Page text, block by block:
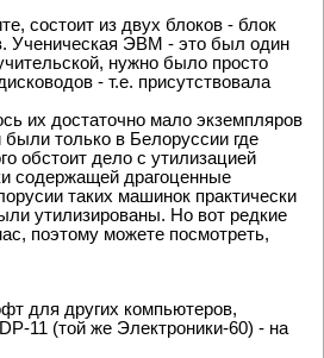
состоит из двух блоков - блок
Ученическая ЭВМ - это был один
нужно было просто
- т.е. присутствовала
их достаточно мало экземпляров
были только в Белоруссии где
обстоит дело с утилизацией
содержащей драгоценные
таких машинок практически
утилизированы. Но вот редкие
поэтому можете посмотреть,
для других компьютеров,
11 (той же Электроники-60) - на